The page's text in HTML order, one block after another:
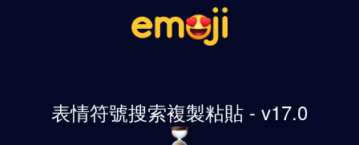
表情符號搜索複製粘貼 - v17.0